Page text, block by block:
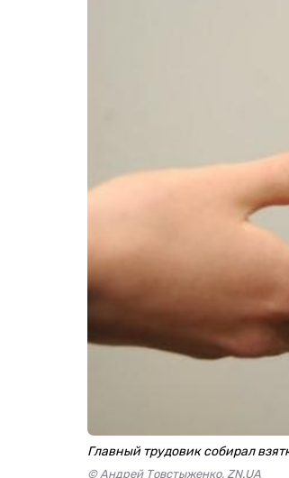
Главный трудовик собирал
© Андрей Товстыженко, ZN.UA